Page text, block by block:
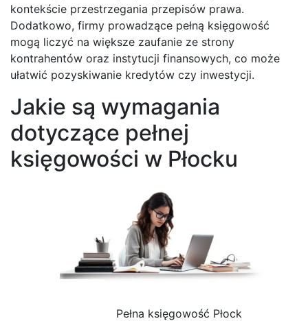
kontekście przestrzegania przepisów prawa.
Dodatkowo, firmy prowadzące pełną księgowość
mogą liczyć na większe zaufanie ze strony
kontrahentów oraz instytucji finansowych, co może
ułatwić pozyskiwanie kredytów czy inwestycji.
Jakie są wymagania
dotyczące pełnej
księgowości w Płocku
Pełna księgowość Płock